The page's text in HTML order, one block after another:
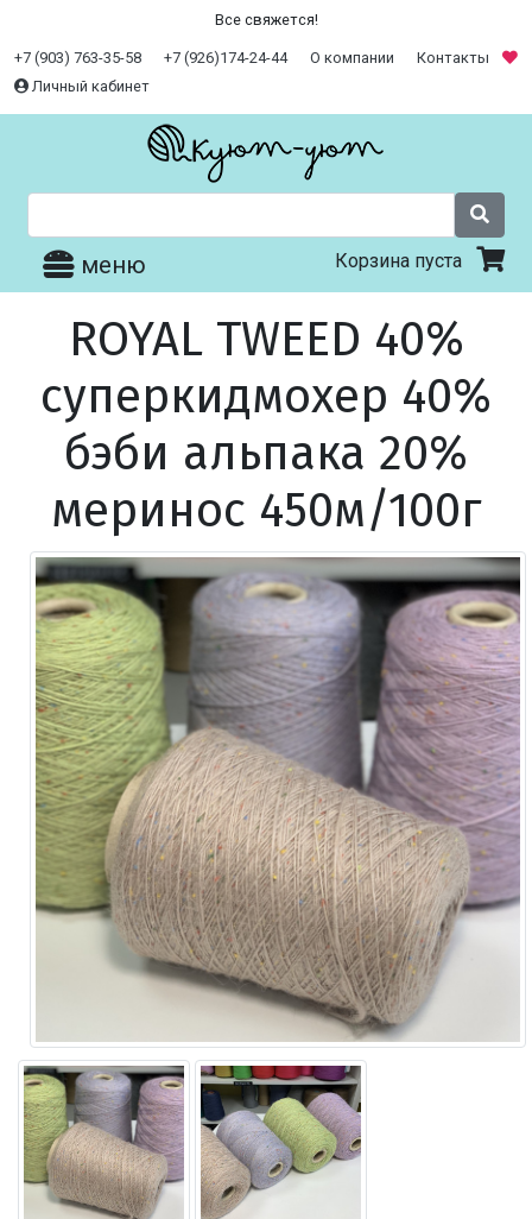
Все свяжется!
+7 (903) 763-35-58 +7 (926)174-24-44 О компании
Контакты
Личный кабинет
меню Корзина пуста
ROYAL TWEED 40%
суперкидмохер 40%
бэби альпака 20%
меринос 450м/100г